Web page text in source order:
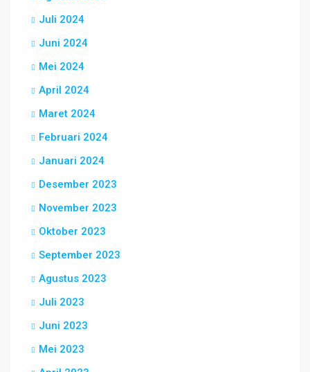
Juli 2024
Juni 2024
Mei 2024
April 2024
Maret 2024
Februari 2024
Januari 2024
Desember 2023
November 2023
Oktober 2023
September 2023
Agustus 2023
Juli 2023
Juni 2023
Mei 2023